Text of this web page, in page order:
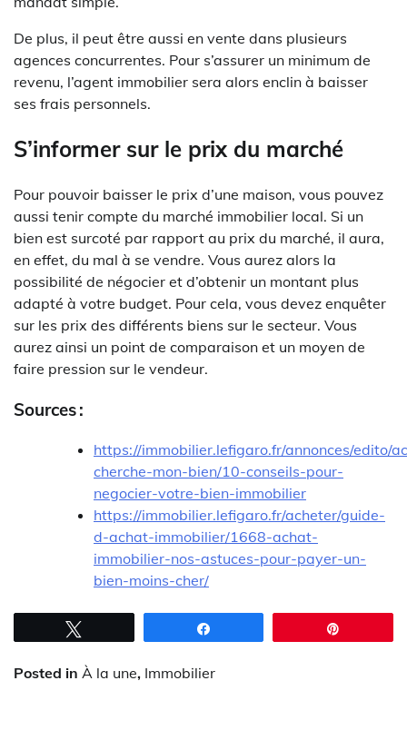
De plus, il peut être aussi en vente dans plusieurs
agences concurrentes. Pour s’assurer un minimum de
revenu, l’agent immobilier sera alors enclin à baisser
ses frais personnels.
S’informer sur le prix du marché
Pour pouvoir baisser le prix d’une maison, vous pouvez
aussi tenir compte du marché immobilier local. Si un
bien est surcoté par rapport au prix du marché, il aura,
en effet, du mal à se vendre. Vous aurez alors la
possibilité de négocier et d’obtenir un montant plus
adapté à votre budget. Pour cela, vous devez enquêter
sur les prix des différents biens sur le secteur. Vous
aurez ainsi un point de comparaison et un moyen de
faire pression sur le vendeur.
Sources :
https://immobilier.lefigaro.fr/annonces/edito/
cherche-mon-bien/10-conseils-pour-
negocier-votre-bien-immobilier
https://immobilier.lefigaro.fr/acheter/guide-
d-achat-immobilier/1668-achat-
immobilier-nos-astuces-pour-payer-un-
bien-moins-cher/
Posted in À la une, Immobilier